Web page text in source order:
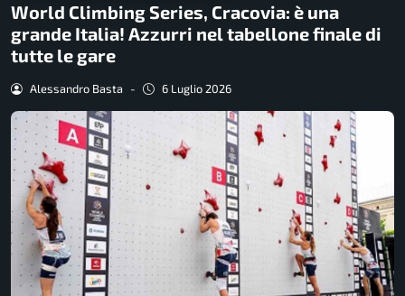
World Climbing Series, Cracovia: è una
grande Italia! Azzurri nel tabellone finale di
tutte le gare
Alessandro Basta - 6 Luglio 2026